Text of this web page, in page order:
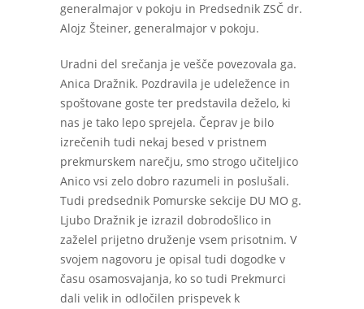
generalmajor v pokoju in Predsednik ZSČ dr.
Alojz Šteiner, generalmajor v pokoju.
Uradni del srečanja je vešče povezovala ga.
Anica Dražnik. Pozdravila je udeležence in
spoštovane goste ter predstavila deželo, ki
nas je tako lepo sprejela. Čeprav je bilo
izrečenih tudi nekaj besed v pristnem
prekmurskem narečju, smo strogo učiteljico
Anico vsi zelo dobro razumeli in poslušali.
Tudi predsednik Pomurske sekcije DU MO g.
Ljubo Dražnik je izrazil dobrodošlico in
zaželel prijetno druženje vsem prisotnim. V
svojem nagovoru je opisal tudi dogodke v
času osamosvajanja, ko so tudi Prekmurci
dali velik in odločilen prispevek k